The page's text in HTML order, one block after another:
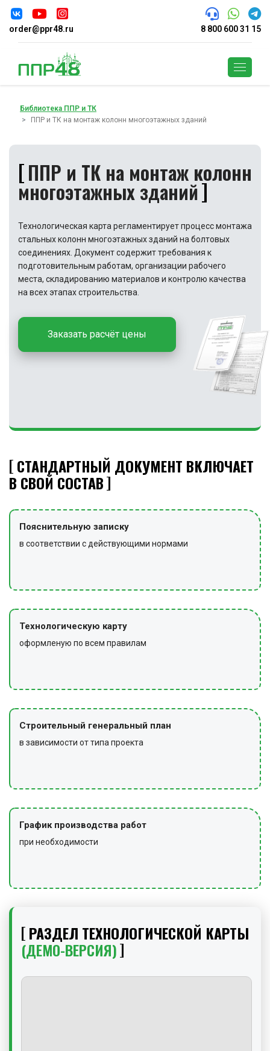
order@ppr48.ru 8 800 600 31 15
Библиотека ППР и ТК
ППР и ТК на монтаж колонн многоэтажных зданий
ППР и ТК на монтаж колонн
многоэтажных зданий
Технологическая карта регламентирует процесс монтажа
стальных колонн многоэтажных зданий на болтовых
соединениях. Документ содержит требования к
подготовительным работам, организации рабочего
места, складированию материалов и контролю качества
на всех этапах строительства.
Заказать расчёт цены
СТАНДАРТНЫЙ ДОКУМЕНТ ВКЛЮЧАЕТ
В СВОЙ СОСТАВ
Пояснительную записку
в соответствии с действующими нормами
Технологическую карту
оформленую по всем правилам
Строительный генеральный план
в зависимости от типа проекта
График производства работ
при необходимости
РАЗДЕЛ ТЕХНОЛОГИЧЕСКОЙ КАРТЫ
(ДЕМО-ВЕРСИЯ)